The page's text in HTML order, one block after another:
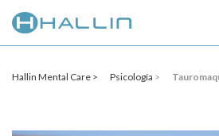
Hallin Mental Care > Psicología >